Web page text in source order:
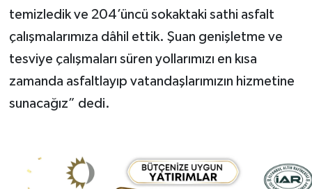
temizledik ve 204’üncü sokaktaki sathi asfalt
çalışmalarımıza dâhil ettik. Şuan genişletme ve
tesviye çalışmaları süren yollarımızı en kısa
zamanda asfaltlayıp vatandaşlarımızın hizmetine
sunacağız” dedi.